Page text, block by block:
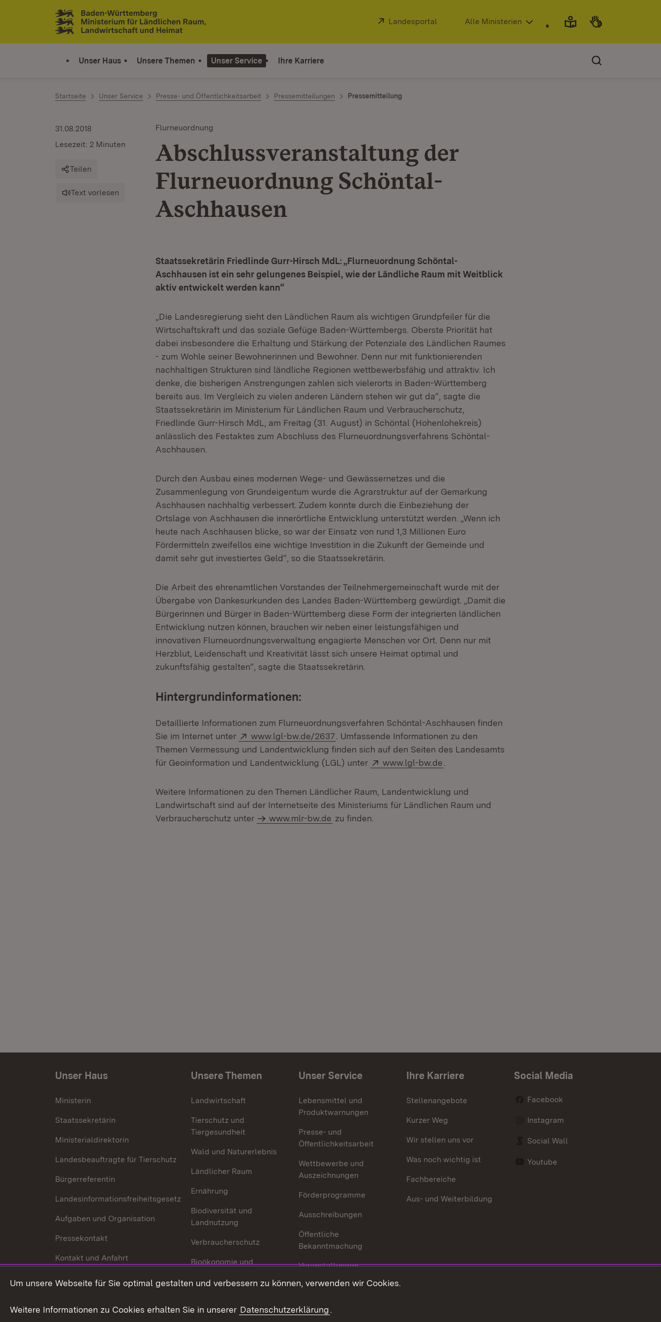
Zum Inhalt springen
Link zur Startseite
Extern:
Landesportal (Öffnet in neuem Fenster)
Alle Ministerien
Unser Haus Unsere Themen Unser Service Ihre Karriere
Startseite Unser Service Presse- und Öffentlichkeitsarbeit Pressemitteilungen Pressemitteilung
Flurneuordnung
Abschlussveranstaltung der
Flurneuordnung Schöntal-
Aschhausen
31.08.2018
Lesezeit: 2 Minuten
Teilen
Text vorlesen
Staatssekretärin Friedlinde Gurr-Hirsch MdL: „Flurneuordnung Schöntal-
Aschhausen ist ein sehr gelungenes Beispiel, wie der Ländliche Raum mit Weitblick
aktiv entwickelt werden kann“
„Die Landesregierung sieht den Ländlichen Raum als wichtigen Grundpfeiler für die
Wirtschaftskraft und das soziale Gefüge Baden-Württembergs. Oberste Priorität hat
dabei insbesondere die Erhaltung und Stärkung der Potenziale des Ländlichen Raumes
- zum Wohle seiner Bewohnerinnen und Bewohner. Denn nur mit funktionierenden
nachhaltigen Strukturen sind ländliche Regionen wettbewerbsfähig und attraktiv. Ich
denke, die bisherigen Anstrengungen zahlen sich vielerorts in Baden-Württemberg
bereits aus. Im Vergleich zu vielen anderen Ländern stehen wir gut da“, sagte die
Staatssekretärin im Ministerium für Ländlichen Raum und Verbraucherschutz,
Friedlinde Gurr-Hirsch MdL, am Freitag (31. August) in Schöntal (Hohenlohekreis)
anlässlich des Festaktes zum Abschluss des Flurneuordnungsverfahrens Schöntal-
Aschhausen.
Durch den Ausbau eines modernen Wege- und Gewässernetzes und die
Zusammenlegung von Grundeigentum wurde die Agrarstruktur auf der Gemarkung
Aschhausen nachhaltig verbessert. Zudem konnte durch die Einbeziehung der
Ortslage von Aschhausen die innerörtliche Entwicklung unterstützt werden. „Wenn ich
heute nach Aschhausen blicke, so war der Einsatz von rund 1,3 Millionen Euro
Fördermitteln zweifellos eine wichtige Investition in die Zukunft der Gemeinde und
damit sehr gut investiertes Geld“, so die Staatssekretärin.
Die Arbeit des ehrenamtlichen Vorstandes der Teilnehmergemeinschaft wurde mit der
Übergabe von Dankesurkunden des Landes Baden-Württemberg gewürdigt. „Damit die
Bürgerinnen und Bürger in Baden-Württemberg diese Form der integrierten ländlichen
Entwicklung nutzen können, brauchen wir neben einer leistungsfähigen und
innovativen Flurneuordnungsverwaltung engagierte Menschen vor Ort. Denn nur mit
Herzblut, Leidenschaft und Kreativität lässt sich unsere Heimat optimal und
zukunftsfähig gestalten“, sagte die Staatssekretärin.
Hintergrundinformationen:
Detaillierte Informationen zum Flurneuordnungsverfahren Schöntal-Aschhausen finden
Sie im Internet unter
Extern:
www.lgl-bw.de/2637 (Öffnet in neuem Fenster)
. Umfassende Informationen zu den
Themen Vermessung und Landentwicklung finden sich auf den Seiten des Landesamts
für Geoinformation und Landentwicklung (LGL) unter
Extern:
www.lgl-bw.de
Weitere Informationen zu den Themen Ländlicher Raum, Landentwicklung und
Landwirtschaft sind auf der Internetseite des Ministeriums für Ländlichen Raum und
Verbraucherschutz unter
www.mlr-bw.de zu finden.
Unser Haus
Ministerin
Staatssekretärin
Ministerialdirektorin
Landesbeauftragte für Tierschutz
Bürgerreferentin
Landesinformationsfreiheitsgesetz
Aufgaben und Organisation
Pressekontakt
Kontakt und Anfahrt
Unsere Themen
Landwirtschaft
Tierschutz und
Tiergesundheit
Wald und Naturerlebnis
Ländlicher Raum
Ernährung
Biodiversität und
Landnutzung
Verbraucherschutz
Bioökonomie und
Unser Service
Lebensmittel und
Produktwarnungen
Presse- und
Öffentlichkeitsarbeit
Wettbewerbe und
Auszeichnungen
Förderprogramme
Ausschreibungen
Öffentliche
Bekanntmachung
Veranstaltungen
Mediathek
Publikationen
Ihre Karriere
Stellenangebote
Kurzer Weg
Wir stellen uns vor
Was noch wichtig ist
Fachbereiche
Aus- und Weiterbildung
Social Media
Facebook
Instagram
Social Wall
Youtube
Um unsere Webseite für Sie optimal gestalten und verbessern zu können, verwenden wir Cookies.
Weitere Informationen zu Cookies erhalten Sie in unserer Datenschutzerklärung.